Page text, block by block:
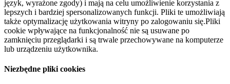
język, wyrażone zgody) i mają na celu umożliwienie korzystania z
lepszych i bardziej spersonalizowanych funkcji. Pliki te umożliwiają
także optymalizację użytkowania witryny po zalogowaniu się.Pliki
cookie wpływające na funkcjonalność nie są usuwane po
zamknięciu przeglądarki i są trwale przechowywane na komputerze
lub urządzeniu użytkownika.
Niezbędne pliki cookies